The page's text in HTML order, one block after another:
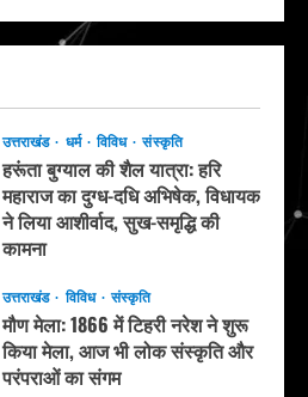
उत्तराखंड धर्म विविध संस्कृति
हरूंता बुग्याल की शैल यात्रा: हरि
महाराज का दुग्ध-दधि अभिषेक, विधायक
ने लिया आशीर्वाद, सुख-समृद्धि की
कामना
उत्तराखंड
विविध संस्कृति
मौण मेला: 1866 में टिहरी नरेश ने शुरू
किया मेला, आज भी लोक संस्कृति और
परंपराओं का संगम